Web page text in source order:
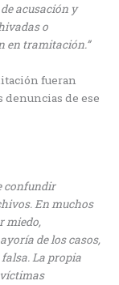
acusación y
o
en tramitación.”
fueran
denuncias de ese
confundir
En muchos
miedo,
de los casos,
La propia